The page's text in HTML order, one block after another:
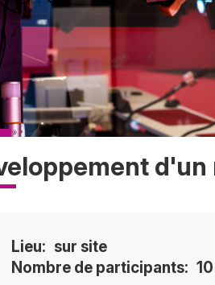
Lieu
sur site
Nombre de participants
10